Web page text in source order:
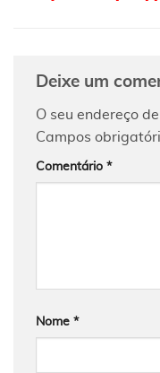
Deixe um
O seu endereço
Campos
Comentário *
Nome *